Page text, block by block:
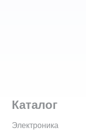
Каталог
Электроника